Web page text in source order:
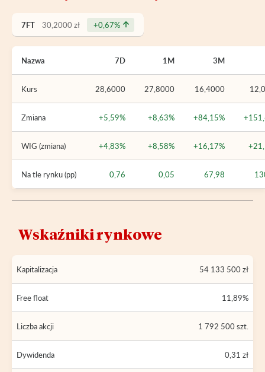
7FT 30,2000 zł +0,67%
Nazwa 7D 1M 3M
Kurs 28,6000 27,8000 16,4000
Zmiana +5,59% +8,63% +84,15%
WIG (zmiana) +4,83% +8,58% +16,17%
Na tle rynku (pp) 0,76 0,05 67,98
Wskaźniki rynkowe
Kapitalizacja 54 133 500 zł
Free float 11,89%
Liczba akcji 1 792 500 szt.
Dywidenda 0,31 zł